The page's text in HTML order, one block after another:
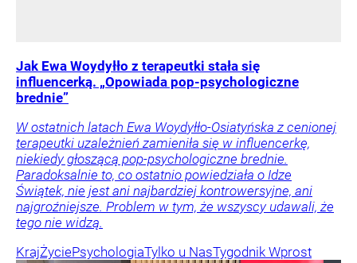
Jak Ewa Woydyłło z terapeutki stała się
influencerką. „Opowiada pop-psychologiczne
brednie”
W ostatnich latach Ewa Woydyłło-Osiatyńska z cenionej
terapeutki uzależnień zamieniła się w influencerkę,
niekiedy głoszącą pop-psychologiczne brednie.
Paradoksalnie to, co ostatnio powiedziała o Idze
Świątek, nie jest ani najbardziej kontrowersyjne, ani
najgroźniejsze. Problem w tym, że wszyscy udawali, że
tego nie widzą.
KrajŻyciePsychologiaTylko u NasTygodnik Wprost